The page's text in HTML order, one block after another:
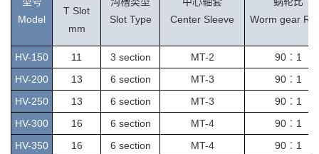
Model
T Slot
mm
Slot Type
Center Sleeve
Worm gear
HV-150 11 3 section MT-2 90︰1
HV-200 13 6 section MT-3 90︰1
HV-250
13 6 section MT-3 90︰1
HV-300
16 6 section MT-4 90︰1
HV-350
16 6 section MT-4 90︰1